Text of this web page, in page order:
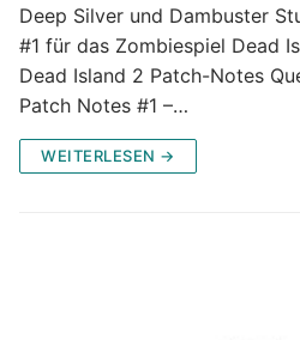
Deep Silver und Dambuster
#1 für das Zombiespiel Dead
Dead Island 2 Patch-Notes
Patch Notes #1 –…
WEITERLESEN →